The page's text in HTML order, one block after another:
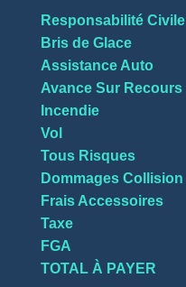
Responsabilité Civile
Bris de Glace
Assistance Auto
Avance Sur Recours
Incendie
Vol
Tous Risques
Dommages Collision
Frais Accessoires
Taxe
FGA
TOTAL À PAYER